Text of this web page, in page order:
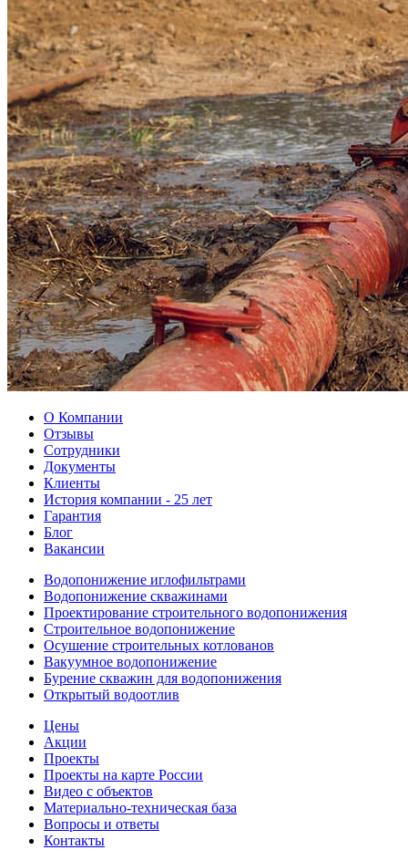
О Компании
Отзывы
Сотрудники
Документы
Клиенты
История компании - 25 лет
Гарантия
Блог
Вакансии
Водопонижение иглофильтрами
Водопонижение скважинами
Проектирование строительного водопонижения
Строительное водопонижение
Осушение строительных котлованов
Вакуумное водопонижение
Бурение скважин для водопонижения
Открытый водоотлив
Цены
Акции
Проекты
Проекты на карте России
Видео с объектов
Материально-техническая база
Вопросы и ответы
Контакты